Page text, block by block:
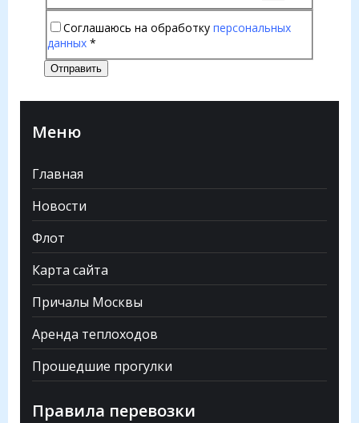
Соглашаюсь на обработку персональных
данных *
Отправить
Меню
Главная
Новости
Флот
Карта сайта
Причалы Москвы
Аренда теплоходов
Прошедшие прогулки
Правила перевозки